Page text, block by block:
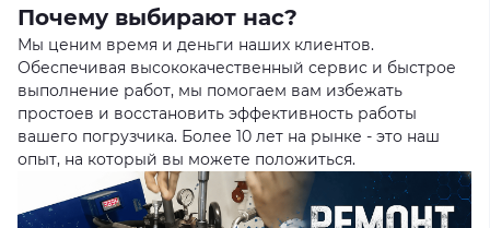
Почему выбирают нас?
Мы ценим время и деньги наших клиентов.
Обеспечивая высококачественный сервис и быстрое
выполнение работ, мы помогаем вам избежать
простоев и восстановить эффективность работы
вашего погрузчика. Более 10 лет на рынке - это наш
опыт, на который вы можете положиться.